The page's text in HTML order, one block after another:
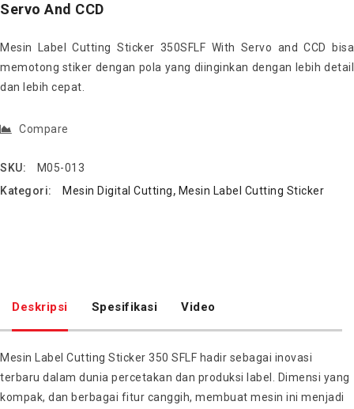
Servo And CCD
Mesin Label Cutting Sticker 350SFLF With Servo and CCD bisa
memotong stiker dengan pola yang diinginkan dengan lebih detail
dan lebih cepat.
Compare
SKU:
M05-013
Kategori:
Mesin Digital Cutting, Mesin Label Cutting Sticker
Deskripsi Spesifikasi Video
Mesin Label Cutting Sticker 350 SFLF hadir sebagai inovasi
terbaru dalam dunia percetakan dan produksi label. Dimensi yang
kompak, dan berbagai fitur canggih, membuat mesin ini menjadi